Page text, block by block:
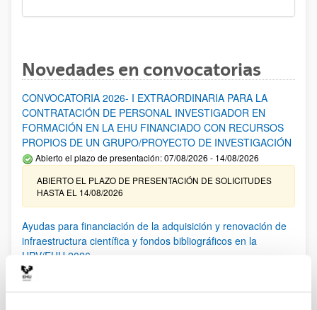
Novedades en convocatorias
CONVOCATORIA 2026- I EXTRAORDINARIA PARA LA
CONTRATACIÓN DE PERSONAL INVESTIGADOR EN
FORMACIÓN EN LA EHU FINANCIADO CON RECURSOS
PROPIOS DE UN GRUPO/PROYECTO DE INVESTIGACIÓN
Abierto el plazo de presentación: 07/08/2026 - 14/08/2026
ABIERTO EL PLAZO DE PRESENTACIÓN DE SOLICITUDES
HASTA EL 14/08/2026
Ayudas para financiación de la adquisición y renovación de
infraestructura científica y fondos bibliográficos en la
UPV/EHU 2026
25/03/2026: Corrección de errores del listado provisional de